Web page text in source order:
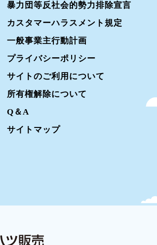
暴力団等反社会的勢力排除宣言
カスタマーハラスメント規定
一般事業主行動計画
プライバシーポリシー
サイトのご利用について
所有権解除について
Q＆A
サイトマップ